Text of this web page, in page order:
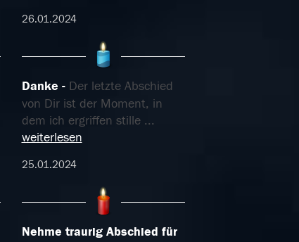
26.01.2024
Danke
Der letzte Abschied
von Dir ist der Moment, in
dem ich ergriffen stille ...
weiterlesen
25.01.2024
Nehme traurig Abschied für